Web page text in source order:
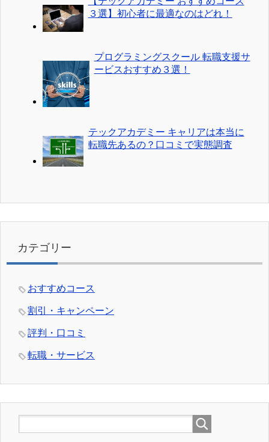
３選】初心者に最適なのはどれ！
プログラミングスクール 転職支援サ
ービスおすすめ３選！
テックアカデミー キャリアは本当に
転職先あるの？口コミで実態調査
カテゴリー
おすすめコース
割引・キャンペーン
評判・口コミ
転職・サービス